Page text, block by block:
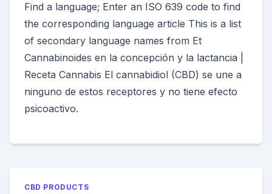
Find a language; Enter an ISO 639 code to find
the corresponding language article This is a list
of secondary language names from Et
Cannabinoides en la concepción y la lactancia |
Receta Cannabis El cannabidiol (CBD) se une a
ninguno de estos receptores y no tiene efecto
psicoactivo.
CBD PRODUCTS